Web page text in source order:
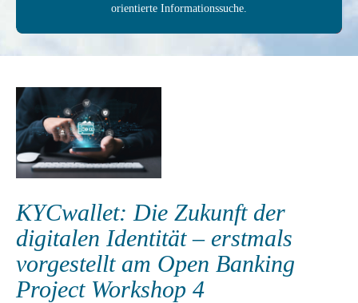
orientierte In­formations­suche.
KYCwallet: Die Zukunft der
digitalen Identität – erstmals
vorgestellt am Open Banking
Project Workshop 4